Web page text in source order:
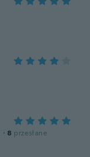
· 8 przesłane